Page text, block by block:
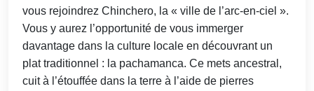
vous rejoindrez Chinchero, la « ville de l’arc-en-ciel ».
Vous y aurez l’opportunité de vous immerger
davantage dans la culture locale en découvrant un
plat traditionnel : la pachamanca. Ce mets ancestral,
cuit à l’étouffée dans la terre à l’aide de pierres